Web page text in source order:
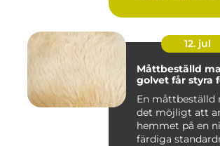
12. jul
Måttbeställd
golvet får styra
En måttbeställd
det möjligt att
hemmet på en
färdiga